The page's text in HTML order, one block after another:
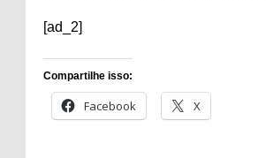
[ad_2]
Compartilhe isso:
Facebook X